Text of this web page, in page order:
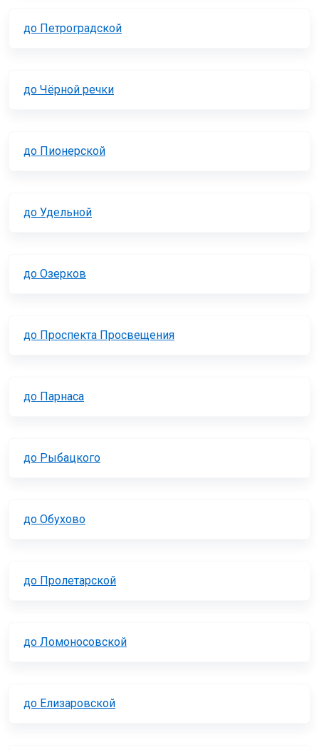
до Петроградской
до Чёрной речки
до Пионерской
до Удельной
до Озерков
до Проспекта Просвещения
до Парнаса
до Рыбацкого
до Обухово
до Пролетарской
до Ломоносовской
до Елизаровской